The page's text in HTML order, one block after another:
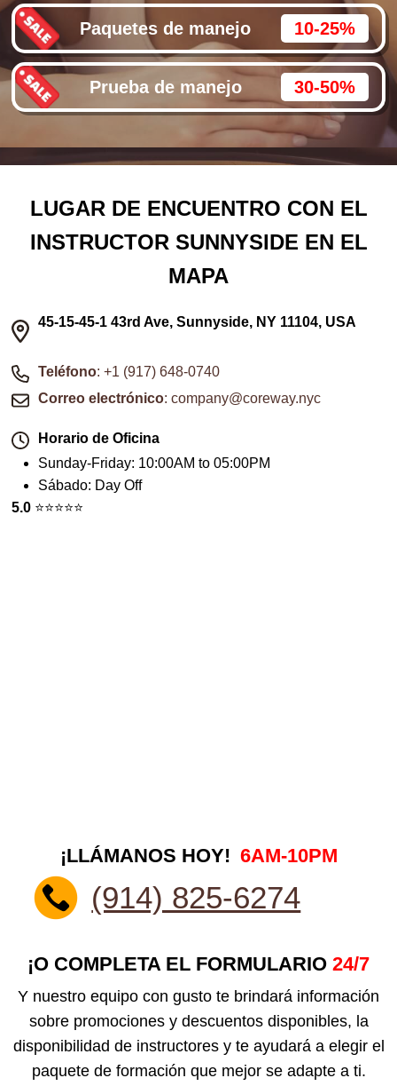
Paquetes de manejo 10-25%
Prueba de manejo 30-50%
LUGAR DE ENCUENTRO CON EL
INSTRUCTOR SUNNYSIDE EN EL
MAPA
45-15-45-1 43rd Ave, Sunnyside, NY 11104, USA
Teléfono: +1 (917) 648-0740
Correo electrónico: company@coreway.nyc
Horario de Oficina
Sunday-Friday: 10:00AM to 05:00PM
Sábado: Day Off
5.0 ⭐️⭐️⭐️⭐️⭐️
¡LLÁMANOS HOY! 6AM-10PM
(914) 825-6274
¡O COMPLETA EL FORMULARIO 24/7
Y nuestro equipo con gusto te brindará información
sobre promociones y descuentos disponibles, la
disponibilidad de instructores y te ayudará a elegir el
paquete de formación que mejor se adapte a ti.